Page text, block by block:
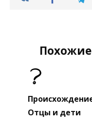
Отцы и дети